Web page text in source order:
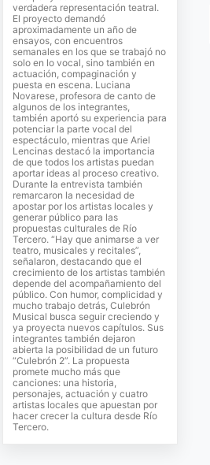
verdadera representación teatral.
El proyecto demandó
aproximadamente un año de
ensayos, con encuentros
semanales en los que se trabajó no
solo en lo vocal, sino también en
actuación, compaginación y
puesta en escena. Luciana
Novarese, profesora de canto de
algunos de los integrantes,
también aportó su experiencia para
potenciar la parte vocal del
espectáculo, mientras que Ariel
Lencinas destacó la importancia
de que todos los artistas puedan
aportar ideas al proceso creativo.
Durante la entrevista también
remarcaron la necesidad de
apostar por los artistas locales y
generar público para las
propuestas culturales de Río
Tercero. “Hay que animarse a ver
teatro, musicales y recitales”,
señalaron, destacando que el
crecimiento de los artistas también
depende del acompañamiento del
público. Con humor, complicidad y
mucho trabajo detrás, Culebrón
Musical busca seguir creciendo y
ya proyecta nuevos capítulos. Sus
integrantes también dejaron
abierta la posibilidad de un futuro
“Culebrón 2”. La propuesta
promete mucho más que
canciones: una historia,
personajes, actuación y cuatro
artistas locales que apuestan por
hacer crecer la cultura desde Río
Tercero.